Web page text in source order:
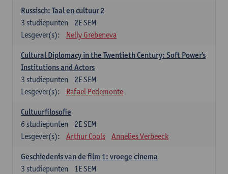
Russisch: Taal en cultuur 2
2E SEM
3 studiepunten
Lesgever(s):
Nelly Grebeneva
Cultural Diplomacy in the Twentieth Century: Soft Power's
Institutions and Actors
2E SEM
3 studiepunten
Lesgever(s):
Rafael Pedemonte
Cultuurfilosofie
2E SEM
6 studiepunten
Lesgever(s):
Arthur Cools Annelies Verbeeck
Geschiedenis van de film 1: vroege cinema
1E SEM
3 studiepunten